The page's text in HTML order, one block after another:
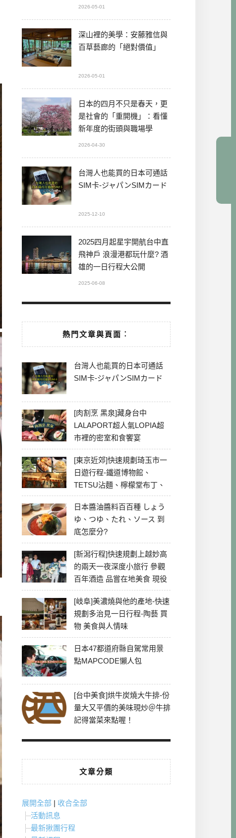
2026-05-01
深山裡的美學：安藤雅信與
百草藝廊的「絕對價值」
2026-05-01
日本的四月不只是春天，更
是社會的「重開機」：看懂
新年度的街頭與職場學
2026-04-30
台灣人也能買的日本可通話
SIM卡-ジャパンSIMカード
2025-12-10
2025四月起星宇開航台中直
飛神戶 浪漫港都玩什麼? 酒
雄的一日行程大公開
2025-06-08
熱門文章與頁面︰
台灣人也能買的日本可通話
SIM卡-ジャパンSIMカード
[肉割烹 黑泉]藏身台中
LALAPORT超人氣LOPIA超
市裡的密室和食饗宴
[東京近郊]快速規劃琦玉市一
日遊行程-鐵道博物館、
TETSU沾麵、檸檬堂布丁、
冰川神社、美食彙整
日本醬油醬料百百種 しょう
ゆ、つゆ、たれ、ソース 到
底怎麼分?
[新潟行程]快速規劃上越妙高
的兩天一夜深度小旅行 參觀
百年酒造 品嘗在地美食 現役
最老牌電影院
[岐阜]美濃燒與他的產地-快速
規劃多治見一日行程-陶藝 買
物 美食與人情味
日本47都道府縣自駕常用景
點MAPCODE懶人包
[台中美食]烘牛炭燒大牛排-份
量大又平價的美味現炒＠牛排
記得當菜來點喔！
文章分類
展開全部 | 收合全部
活動訊息
最新揪團行程